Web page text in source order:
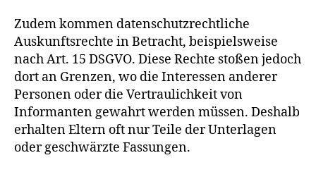
Zudem kommen datenschutzrechtliche
Auskunftsrechte in Betracht, beispielsweise
nach Art. 15 DSGVO. Diese Rechte stoßen jedoch
dort an Grenzen, wo die Interessen anderer
Personen oder die Vertraulichkeit von
Informanten gewahrt werden müssen. Deshalb
erhalten Eltern oft nur Teile der Unterlagen
oder geschwärzte Fassungen.